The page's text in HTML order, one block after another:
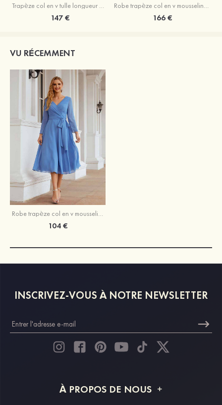
Trapèze col en v tulle longueur mollet robe de mère de la mariée avec appliqué paillettes ceinture
147 €
Robe trapèze col en v mousseline longueur mollet robe de mère de la mariée avec perle
166 €
VU RÉCEMMENT
Robe trapèze col en v mousseline longueur mollet robe de mère de la mariée avec plissé
104 €
INSCRIVEZ-VOUS À NOTRE NEWSLETTER
À PROPOS DE NOUS